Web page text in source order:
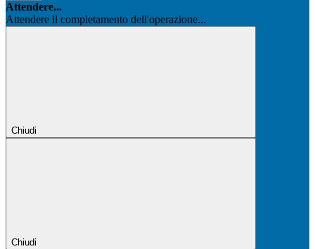
Attendere...
Attendere il completamento dell'operazione...
Chiudi
Chiudi